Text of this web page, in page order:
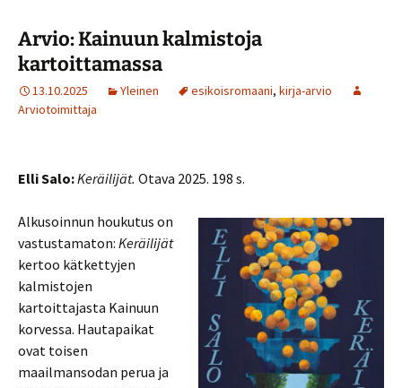
Arvio: Kainuun kalmistoja
kartoittamassa
13.10.2025 Yleinen esikoisromaani, kirja-arvio
Arviotoimittaja
Elli Salo:Keräilijät. Otava 2025. 198 s.
Alkusoinnun houkutus on
vastustamaton: Keräilijät
kertoo kätkettyjen
kalmistojen
kartoittajasta Kainuun
korvessa. Hautapaikat
ovat toisen
maailmansodan perua ja